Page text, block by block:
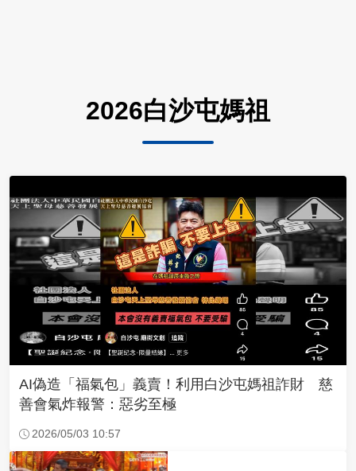
2026白沙屯媽祖
AI偽造「福氣包」義賣！利用白沙屯媽祖詐財 慈
善會氣炸報警：惡劣至極
2026/05/03 10:57